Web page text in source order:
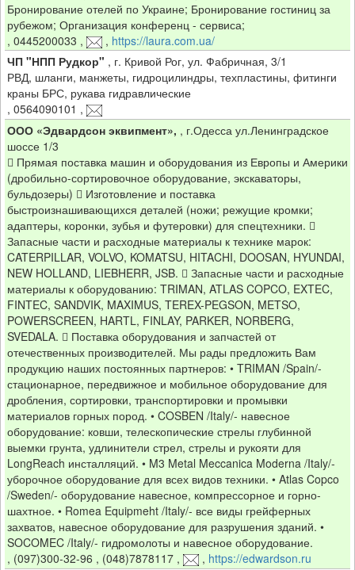
Бронирование отелей по Украине; Бронирование гостиниц за
рубежом; Организация конференц - сервиса;
, 0445200033 , , https://laura.com.ua/
ЧП "НПП Рудкор" , г. Кривой Рог, ул. Фабричная, 3/1
РВД, шланги, манжеты, гидроцилиндры, техпластины, фитинги
краны БРС, рукава гидравлические
, 0564090101 ,
ООО «Эдвардсон эквипмент», , г.Одесса ул.Ленинградское
шоссе 1/3
 Прямая поставка машин и оборудования из Европы и Америки
(дробильно-сортировочное оборудование, экскаваторы,
бульдозеры)  Изготовление и поставка
быстроизнашивающихся деталей (ножи; режущие кромки;
адаптеры, коронки, зубья и футеровки) для спецтехники. 
Запасные части и расходные материалы к технике марок:
CATERPILLAR, VOLVO, KOMATSU, HITACHI, DOOSAN, HYUNDAI,
NEW HOLLAND, LIEBHERR, JSB.  Запасные части и расходные
материалы к оборудованию: TRIMAN, ATLAS COPCO, EXTEC,
FINTEC, SANDVIK, MAXIMUS, TEREX-PEGSON, METSO,
POWERSCREEN, HARTL, FINLAY, PARKER, NORBERG,
SVEDALA.  Поставка оборудования и запчастей от
отечественных производителей. Мы рады предложить Вам
продукцию наших постоянных партнеров: • TRIMAN /Spain/-
стационарное, передвижное и мобильное оборудование для
дробления, сортировки, транспортировки и промывки
материалов горных пород. • COSBEN /Italy/- навесное
оборудование: ковши, телескопические стрелы глубинной
выемки грунта, удлинители стрел, стрелы и рукояти для
LongReach инсталляций. • M3 Metal Meccanica Moderna /Italy/-
уборочное оборудование для всех видов техники. • Atlas Copco
/Sweden/- оборудование навесное, компрессорное и горно-
шахтное. • Romea Equipmeht /Italy/- все виды грейферных
захватов, навесное оборудование для разрушения зданий. •
SOCOMEC /Italy/- гидромолоты и навесное оборудование.
, (097)300-32-96 , (048)7878117, , https://edwardson.ru